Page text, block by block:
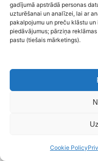
gadījumā apstrādā personas
uzturēšanai un analīzei, lai ar
pakalpojumu un preču klāstu
piedāvājumus; pārziņa
pastu (tiešais mārketings).
Cookie Policy
Lekcija 10: Failu
marķēšana un kārtošana
Lekcija 11: Meklēšana
kolekcijas
konfigurēšana.